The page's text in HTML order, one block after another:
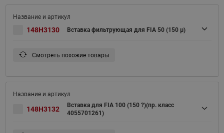
148H3130 Вставка фильтрующая для FIA 50 (150 μ)
Смотреть похожие товары
148H3132
Вставка для FIA 100 (150 ?)(пр. класс
4055701261)